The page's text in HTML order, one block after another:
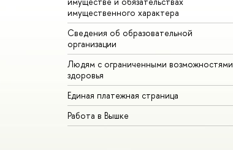
имущественного характера
Сведения об образовательной
организации
Людям с ограниченными возможностями
здоровья
Единая платежная страница
Работа в Вышке